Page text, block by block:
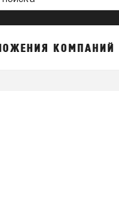
КОМПАНИЙ